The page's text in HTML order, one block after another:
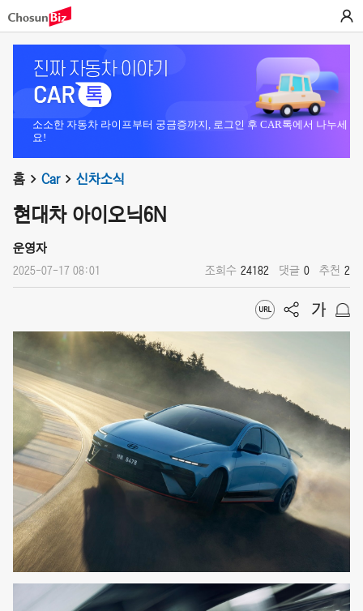
소소한 자동차 라이프부터 궁금증까지, 로그인 후 CAR톡에서 나누세
요!
홈 Car 신차소식
현대차 아이오닉6N
운영자
2025-07-17 08:01 조회수 24182 댓글 0 추천 2